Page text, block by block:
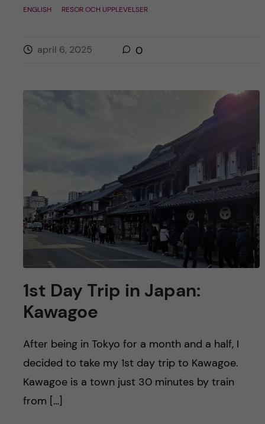
ENGLISH RESOR OCH UPPLEVELSER
april 6, 2025 0
1st Day Trip in Japan:
Kawagoe
After being in Tokyo for a month and a half, I
decided to take my 1st day trip to Kawagoe.
Kawagoe is a town just 30 minutes by train
from […]